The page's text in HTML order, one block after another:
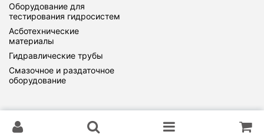
Оборудование для
тестирования гидросистем
Асботехнические
материалы
Гидравлические трубы
Смазочное и раздаточное
оборудование